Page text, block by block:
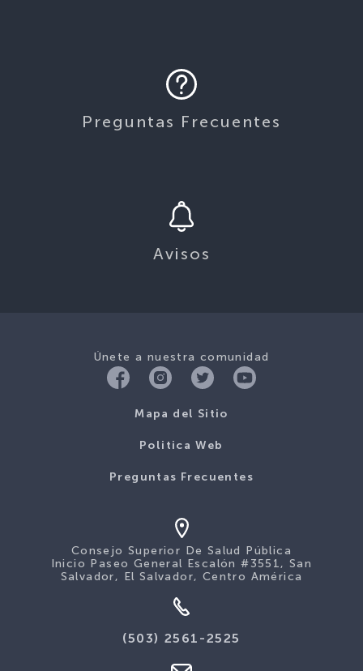
Preguntas Frecuentes
Avisos
Únete a nuestra comunidad
Mapa del Sitio
Politica Web
Preguntas Frecuentes
Consejo Superior De Salud Pública
Inicio Paseo General Escalón #3551, San
Salvador, El Salvador, Centro América
(503) 2561-2525